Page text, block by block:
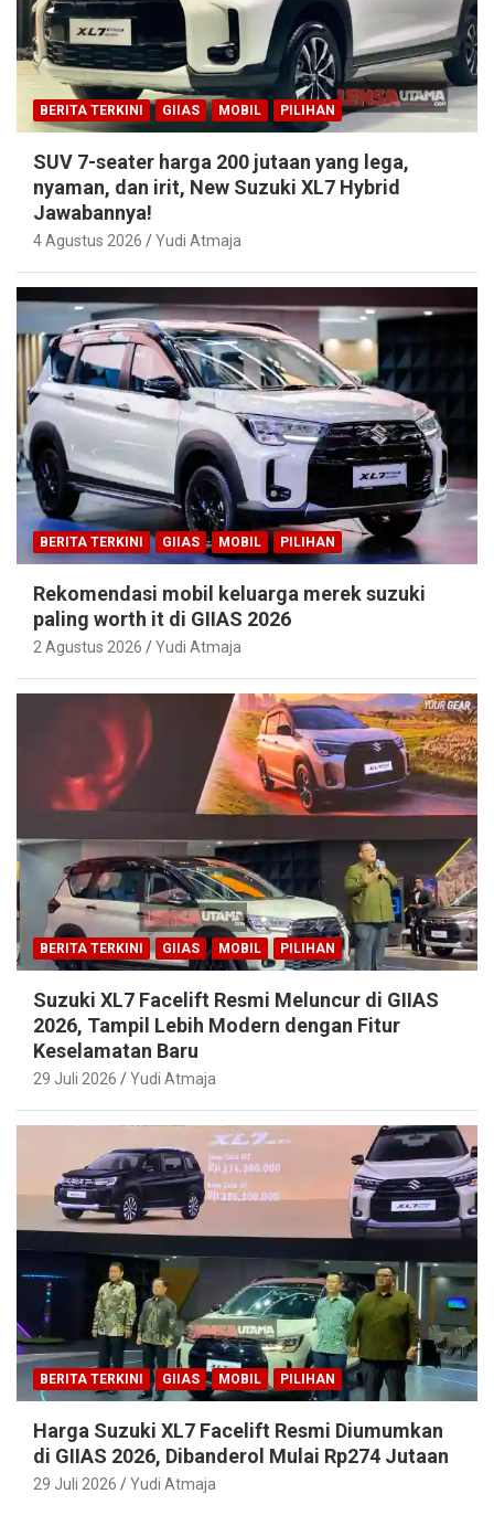
BERITA TERKINI GIIAS MOBIL PILIHAN
SUV 7-seater harga 200 jutaan yang lega,
nyaman, dan irit, New Suzuki XL7 Hybrid
Jawabannya!
4 Agustus 2026 Yudi Atmaja
BERITA TERKINI GIIAS MOBIL PILIHAN
Rekomendasi mobil keluarga merek suzuki
paling worth it di GIIAS 2026
2 Agustus 2026 Yudi Atmaja
BERITA TERKINI GIIAS MOBIL PILIHAN
Suzuki XL7 Facelift Resmi Meluncur di GIIAS
2026, Tampil Lebih Modern dengan Fitur
Keselamatan Baru
29 Juli 2026 Yudi Atmaja
BERITA TERKINI GIIAS MOBIL PILIHAN
Harga Suzuki XL7 Facelift Resmi Diumumkan
di GIIAS 2026, Dibanderol Mulai Rp274 Jutaan
29 Juli 2026 Yudi Atmaja